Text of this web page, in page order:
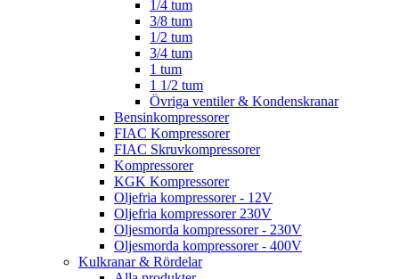
1/4 tum
3/8 tum
1/2 tum
3/4 tum
1 tum
1 1/2 tum
Övriga ventiler & Kondenskranar
Bensinkompressorer
FIAC Kompressorer
FIAC Skruvkompressorer
Kompressorer
KGK Kompressorer
Oljefria kompressorer - 12V
Oljefria kompressorer 230V
Oljesmorda kompressorer - 230V
Oljesmorda kompressorer - 400V
Kulkranar & Rördelar